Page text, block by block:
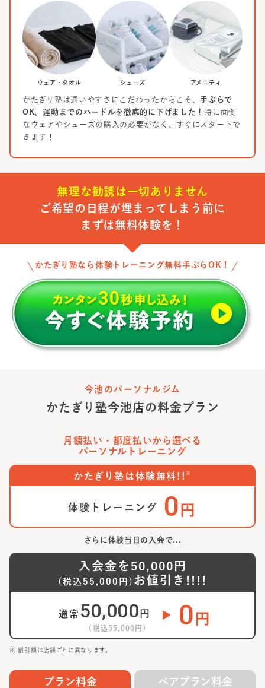
ウェア・タオル シューズ アメニティ
かたぎり塾は通いやすさにこだわったからこそ、手ぶらで
OK、運動までのハードルを徹底的に下げました！特に面倒
なウェアやシューズの購入の必要がなく、すぐにスタートで
きます！
無理な勧誘は一切ありません
ご希望の日程が埋まってしまう前に
まずは無料体験を！
かたぎり塾なら体験トレーニング無料手ぶらOK！
今池のパーソナルジム
かたぎり塾今池店 の料金プラン
月額払い・都度払いから選べる
パーソナルトレーニング
かたぎり塾は体験無料!! ※
体験トレーニング 0 円
さらに体験当日の入会で...
入会金を 50,000 円
(税込 55,000 円) お値引き!!!!
通常 50,000 円
（税込55,000 円） 0 円
※ 割引額は店舗ごとに異なります。
プラン料金 ペアプラン料金